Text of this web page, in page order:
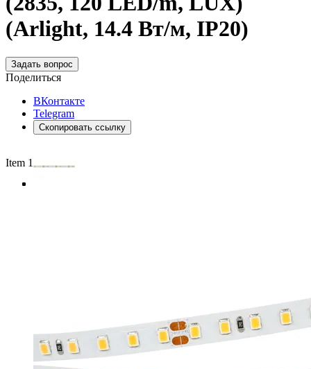
(Arlight, 14.4 Вт/м, IP20)
Задать вопрос
Поделиться
ВКонтакте
Telegram
Скопировать ссылку
Item 1 of 4